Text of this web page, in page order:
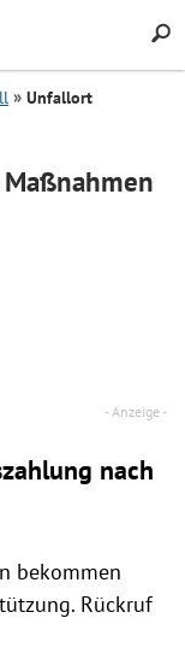
Search
Unfallort
nach
bekommen
Rückruf